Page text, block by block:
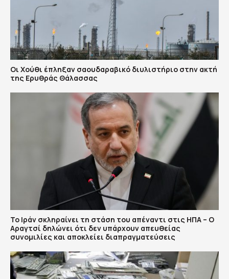
Οι Χούθι έπληξαν σαουδαραβικό διυλιστήριο στην ακτή
της Ερυθράς Θάλασσας
Το Ιράν σκληραίνει τη στάση του απέναντι στις ΗΠΑ – Ο
Αραγτσί δηλώνει ότι δεν υπάρχουν απευθείας
συνομιλίες και αποκλείει διαπραγματεύσεις